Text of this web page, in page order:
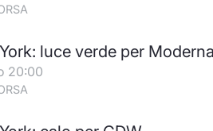
luce verde per Moderna
20:00